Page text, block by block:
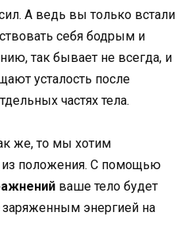
А ведь вы только встали
себя бодрым и
так бывает не всегда, и
усталость после
частях тела.
же, то мы хотим
положения. С помощью
ваше тело будет
заряженным энергией на